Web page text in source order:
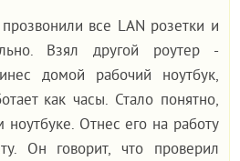
все LAN розетки и
Взял другой роутер -
домой рабочий ноутбук,
как часы. Стало понятно,
Отнес его на работу
Он говорит, что проверил